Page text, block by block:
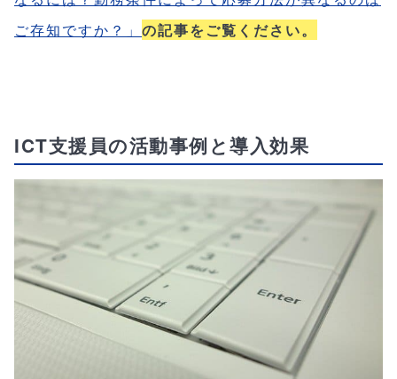
ご存知ですか？」 の記事をご覧ください。
ICT支援員の活動事例と導入効果